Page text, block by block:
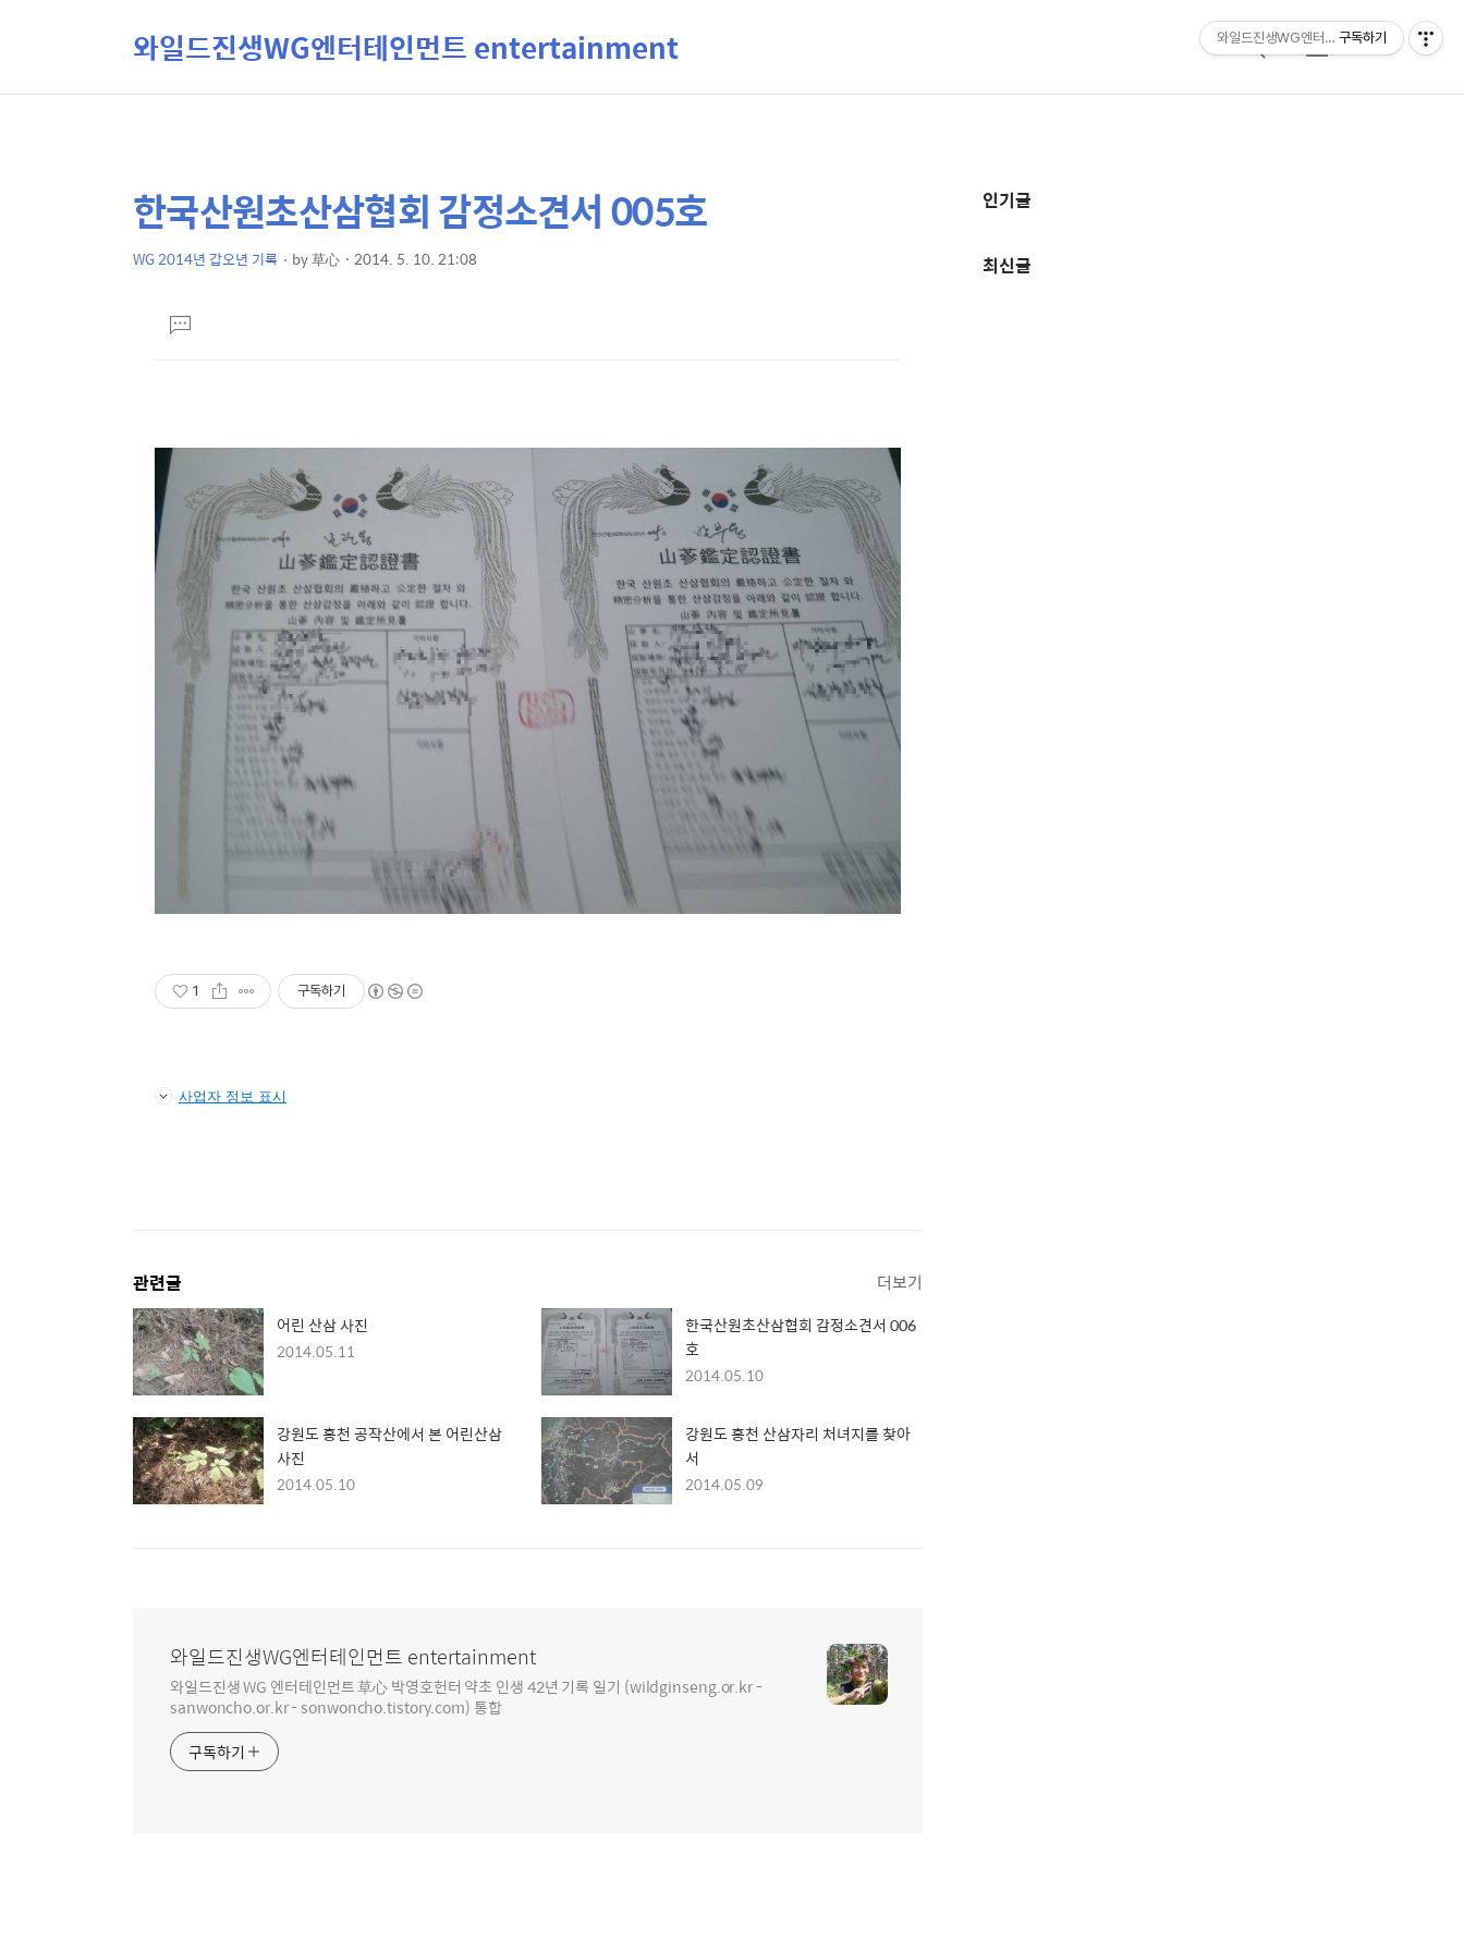
와일드진생WG엔터테인먼트 entertainment
검
메
상
세
컨
본
문
제
한국산원초산삼협회 감정소견서 005호
WG 2014년 갑오년 기록 by草心 2014. 5. 10. 21:08
댓
글
1 구독하기
사업자 정보 표시
관련글 더보기
어린 산삼 사진
2014.05.11
한국산원초산삼협회 감정소견서 006
호
2014.05.10
강원도 홍천 공작산에서 본 어린산삼
사진
2014.05.10
강원도 홍천 산삼자리 처녀지를 찾아
서
2014.05.09
와일드진생WG엔터테인먼트 entertainment
와일드진생 WG 엔터테인먼트 草心 박영호헌터 약초 인생 42년 기록 일기 (wildginseng.or.kr -
sanwoncho.or.kr - sonwoncho.tistory.com) 통합
구독하기
추
정
인기글
최신글
와일드진생WG엔터테인먼트
구독하기